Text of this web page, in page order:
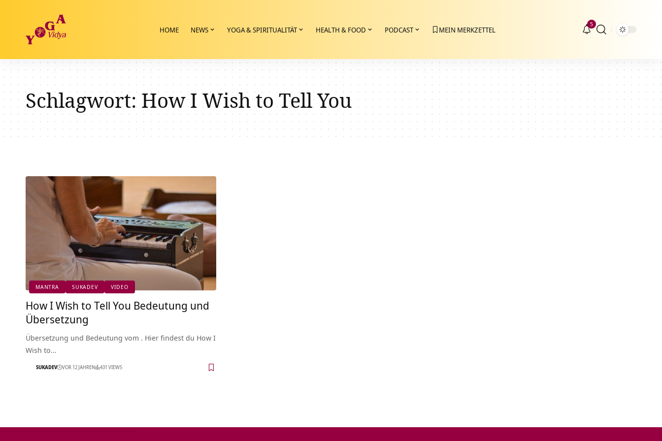
HOME NEWS YOGA & SPIRITUALITÄT HEALTH & FOOD PODCAST MEIN MERKZETTEL
5
Schlagwort:How I Wish to Tell You
MANTRA SUKADEV VIDEO
How I Wish to Tell You Bedeutung und
Übersetzung
Übersetzung und Bedeutung vom . Hier findest du How I
Wish to…
SUKADEV VOR 12 JAHREN 431 VIEWS